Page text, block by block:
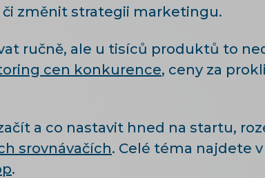
změnit strategii marketingu.
ručně, ale u tisíců produktů to
cen konkurence, ceny za
a co nastavit hned na startu,
srovnávačích. Celé téma najdete
.